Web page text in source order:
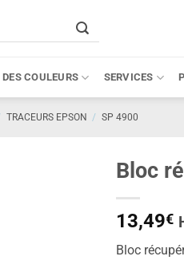
COULEURS SERVICES
TRACEURS EPSON / SP 4900
Bloc
13,49€
Bloc